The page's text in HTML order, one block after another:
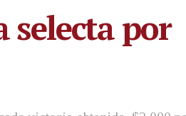
selecta por